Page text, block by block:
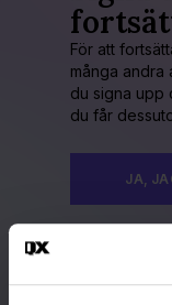
För att
många
du signa upp
du får
JA,